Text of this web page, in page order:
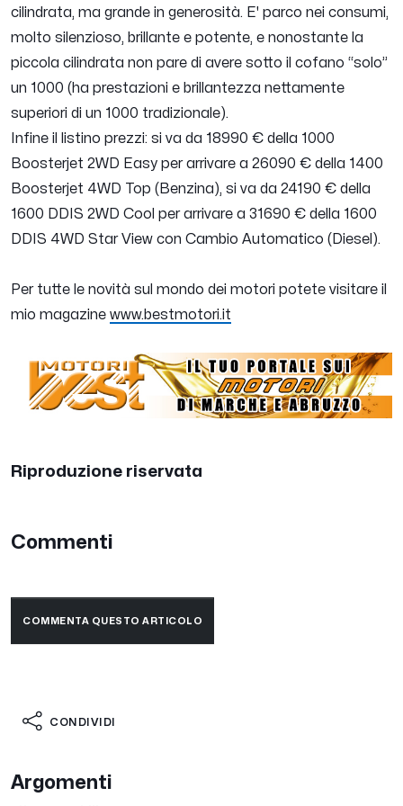
cilindrata, ma grande in generosità. E' parco nei consumi,
molto silenzioso, brillante e potente, e nonostante la
piccola cilindrata non pare di avere sotto il cofano “solo”
un 1000 (ha prestazioni e brillantezza nettamente
superiori di un 1000 tradizionale).
Infine il listino prezzi: si va da 18990 € della 1000
Boosterjet 2WD Easy per arrivare a 26090 € della 1400
Boosterjet 4WD Top (Benzina), si va da 24190 € della
1600 DDIS 2WD Cool per arrivare a 31690 € della 1600
DDIS 4WD Star View con Cambio Automatico (Diesel).
Per tutte le novità sul mondo dei motori potete visitare il
mio magazine www.bestmotori.it
Riproduzione riservata
Commenti
COMMENTA QUESTO ARTICOLO
CONDIVIDI
Argomenti